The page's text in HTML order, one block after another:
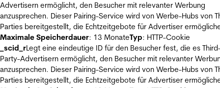
Advertisern ermöglicht, den Besucher mit relevanter Werbung
anzusprechen. Dieser Pairing-Service wird von Werbe-Hubs von
Parties bereitgestellt, die Echtzeitgebote für Advertiser
Maximale Speicherdauer: 13 MonateTyp: HTTP-Cookie
_scid_rLegt eine eindeutige ID für den Besucher fest, die es
Party-Advertisern ermöglicht, den Besucher mit relevanter
anzusprechen. Dieser Pairing-Service wird von Werbe-Hubs von
Parties bereitgestellt, die Echtzeitgebote für Advertiser